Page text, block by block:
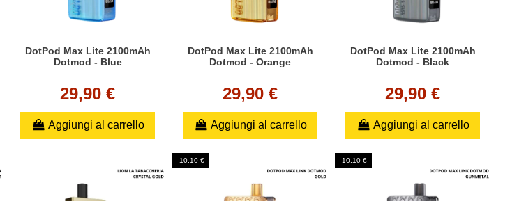
DotPod Max Lite 2100mAh
Dotmod - Blue
29,90 €
Aggiungi al carrello
DotPod Max Lite 2100mAh
Dotmod - Orange
29,90 €
Aggiungi al carrello
DotPod Max Lite 2100mAh
Dotmod - Black
29,90 €
Aggiungi al carrello
-10,10 € -10,10 €